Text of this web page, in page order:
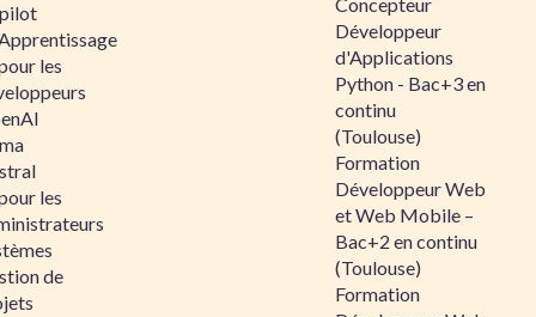
les
les
de
Développeur
d'Applications
Python - Bac+3 en
continu
(Toulouse)
Formation
Développeur Web
et Web Mobile –
Bac+2 en continu
(Toulouse)
Formation